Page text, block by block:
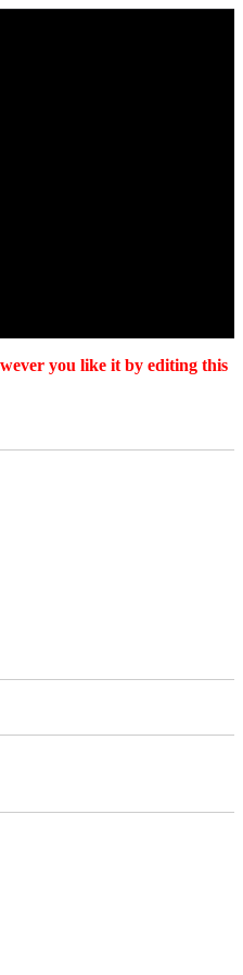
you like it by editing this